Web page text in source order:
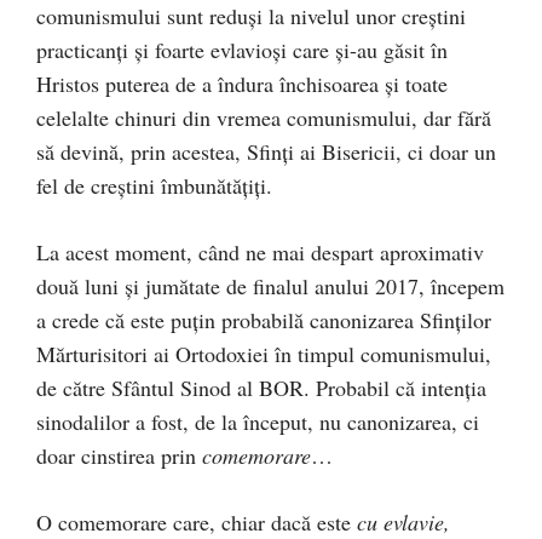
comunismului sunt reduși la nivelul unor creștini
practicanți și foarte evlavioși care și-au găsit în
Hristos puterea de a îndura închisoarea și toate
celelalte chinuri din vremea comunismului, dar fără
să devină, prin acestea, Sfinți ai Bisericii, ci doar un
fel de creștini îmbunătățiți.
La acest moment, când ne mai despart aproximativ
două luni și jumătate de finalul anului 2017, începem
a crede că este puțin probabilă canonizarea Sfinților
Mărturisitori ai Ortodoxiei în timpul comunismului,
de către Sfântul Sinod al BOR. Probabil că intenția
sinodalilor a fost, de la început, nu canonizarea, ci
doar cinstirea prin comemorare…
O comemorare care, chiar dacă este cu evlavie,